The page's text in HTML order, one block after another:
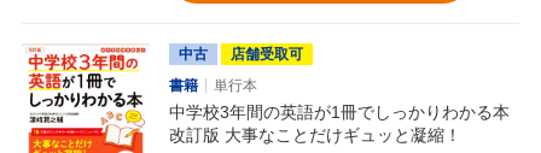
中古
店舗受取可
書籍
単行本
中学校3年間の英語が1冊でしっかりわかる本
改訂版 大事なことだけギュッと凝縮！